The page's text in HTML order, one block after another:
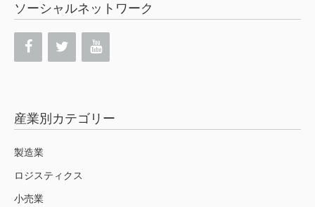
ソーシャルネットワーク
産業別カテゴリー
製造業
ロジスティクス
小売業